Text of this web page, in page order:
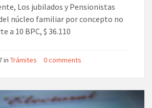
Los jubilados y Pensionistas
núcleo familiar por concepto no
a 10 BPC, $ 36.110
in Trámites 0 comments